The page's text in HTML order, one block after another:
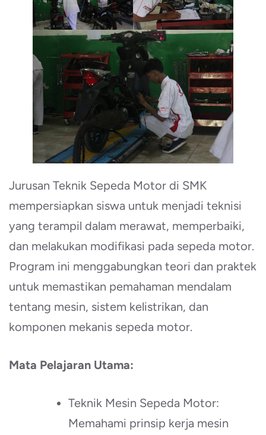
Jurusan Teknik Sepeda Motor di SMK
mempersiapkan siswa untuk menjadi teknisi
yang terampil dalam merawat, memperbaiki,
dan melakukan modifikasi pada sepeda motor.
Program ini menggabungkan teori dan praktek
untuk memastikan pemahaman mendalam
tentang mesin, sistem kelistrikan, dan
komponen mekanis sepeda motor.
Mata Pelajaran Utama:
Teknik Mesin Sepeda Motor:
Memahami prinsip kerja mesin